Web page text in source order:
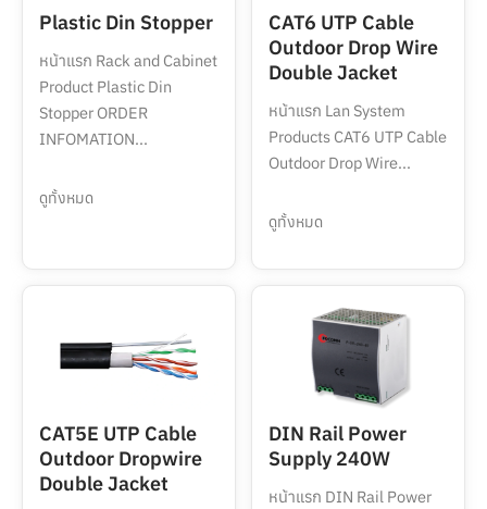
Plastic Din Stopper
หน้าแรก Rack and Cabinet
Product Plastic Din
Stopper ORDER
INFOMATION...
ดูทั้งหมด
CAT6 UTP Cable
Outdoor Drop Wire
Double Jacket
หน้าแรก Lan System
Products CAT6 UTP Cable
Outdoor Drop Wire...
ดูทั้งหมด
CAT5E UTP Cable
Outdoor Dropwire
Double Jacket
DIN Rail Power
Supply 240W
หน้าแรก DIN Rail Power